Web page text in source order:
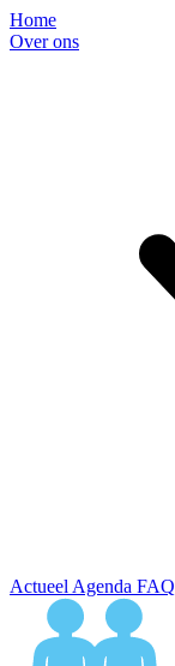
Home
Over ons
Actueel Agenda FAQ